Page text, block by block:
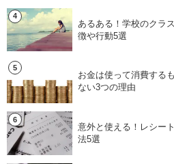
あるある！学校のクラ
徴や行動5選
お金は使って消費する
ない3つの理由
意外と使える！レシー
法5選